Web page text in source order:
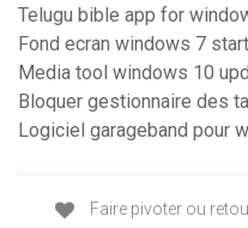
Telugu bible app for
Fond ecran windows 7
Media tool windows 10
Bloquer gestionnaire des
Logiciel garageband pour
Faire pivoter ou